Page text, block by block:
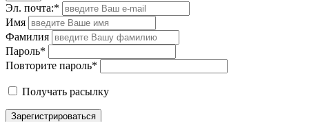
Эл. почта:*
Имя
Фамилия
Пароль*
Повторите пароль*
Получать расылку
Зарегистрироваться